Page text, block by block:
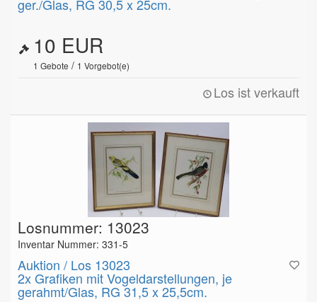
ger./Glas, RG 30,5 x 25cm.
10 EUR
1 Gebote / 1 Vorgebot(e)
Los ist verkauft
Losnummer: 13023
Inventar Nummer: 331-5
Auktion / Los 13023
2x Grafiken mit Vogeldarstellungen, je
gerahmt/Glas, RG 31,5 x 25,5cm.